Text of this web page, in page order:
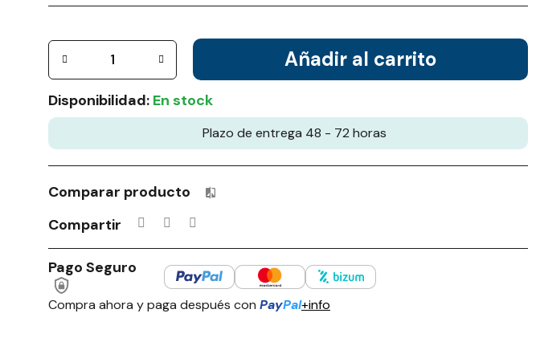
Añadir al carrito
Disponibilidad: En stock
Plazo de entrega 48 - 72 horas
Comparar producto Productos incluidos en tu lista de comparación: 0 / 4
Compartir
Pago Seguro
Compra ahora y paga después con PayPal+info